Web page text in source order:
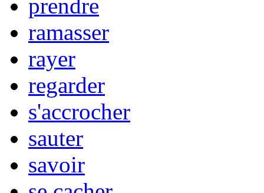
prendre
ramasser
rayer
regarder
s'accrocher
sauter
savoir